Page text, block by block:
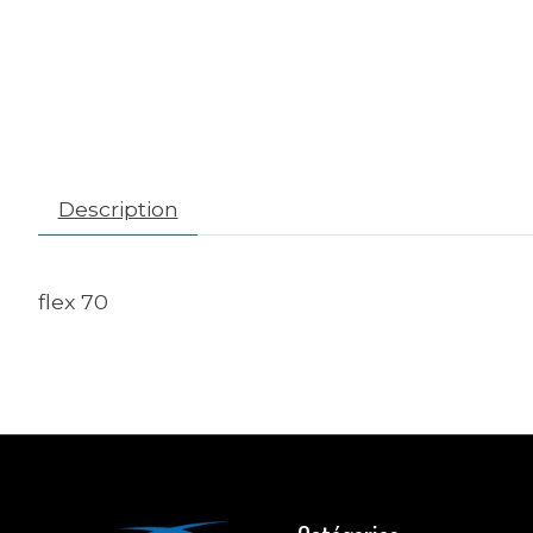
Description
flex 70